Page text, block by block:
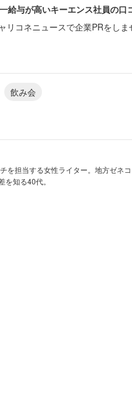
駐車場代など存在しな
。毎月1500円も取られま
間1万8000円。ただの空
る会社のようだ。さらに
行は強制参加、しない
給与が高いキーエンス社員の口
リコネニュースで企業PRをしま
飲み会
を担当する女性ライター。地方ゼネ
を知る40代。